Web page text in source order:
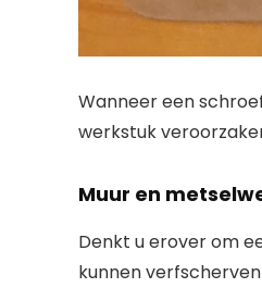
Wanneer een
werkstuk
Muur en
Denkt u erover om
kunnen